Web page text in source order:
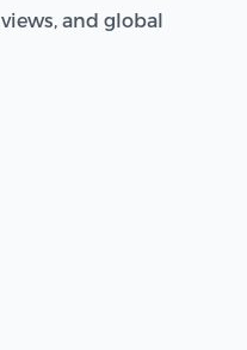
and global